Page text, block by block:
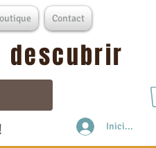
Contact
descubrir
Iniciar sesión